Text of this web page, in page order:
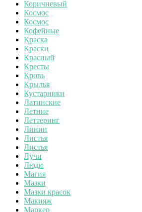
Коричневый
Космос
Космос
Кофейные
Краска
Краски
Красный
Кресты
Кровь
Крылья
Кустарники
Латинские
Летние
Леттеринг
Линии
Листья
Листья
Лучи
Люди
Магия
Мазки
Мазки красок
Макияж
Маркер